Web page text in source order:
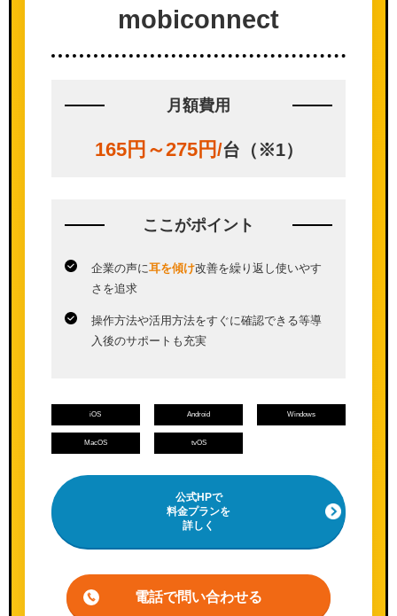
mobiconnect
月額費用
165円～275円/台（※1）
ここがポイント
企業の声に耳を傾け改善を繰り返し使いやす
さを追求
操作方法や活用方法をすぐに確認できる等導
入後のサポートも充実
iOS Android Windows
MacOS tvOS
公式HPで
料金プランを
詳しく
電話で問い合わせる